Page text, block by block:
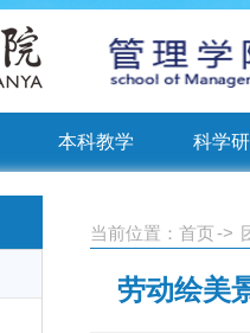
本科教学 科学
当前位置： 首页->
劳动绘美